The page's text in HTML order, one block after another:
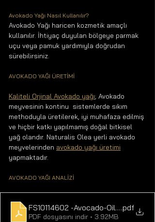
Avokado Yağı Nasıl Kullanılır?
Avokado Yağı haricen kozmetik amaçlı
kullanılır. İhtiyaç duyulan bölgeye parmak
uçu veya pamuk yardımıyla doğrudan
sürebilirsiniz.
AVOKADO YAĞI ÜRETİMİ
Kaliteli Orjinal Avokado yağı; Avokado
meyvesinin kontinu  sistemlerde sıkım
methoduyla üretilerek, iyi muhafaza edilmiş
ve hiçbir katkı yapılmamış doğal bitkisel
yağ olandır. Naturalis Olea yerli avokado
meyvelerinden avokado yağı üretimi
yapmaktadır.
AVOKADO YAĞI ANALİZİ
FS10114602 -Avocado-Oil- .pdf
PDF dosyasını indir • 3.92MB